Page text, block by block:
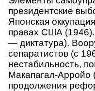
президентские
Японская
правах США
— диктатура).
сепаратистов (с
нестабильность,
Макапагал-Арройо
продолжения